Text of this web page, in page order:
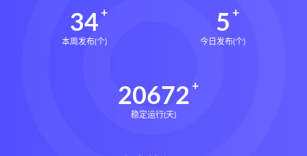
34
本周发布(个)
5
今日发布(个)
20672
稳定运行(天)